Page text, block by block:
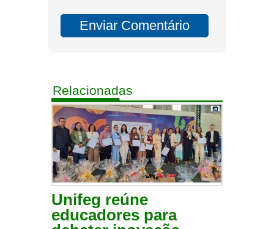
Relacionadas
Unifeg reúne
educadores para